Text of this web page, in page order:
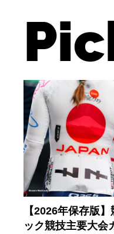
【2026年保存版
ック競技主要大会